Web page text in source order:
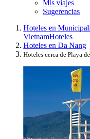
Mis viajes
Sugerencias
Hoteles en
VietnamHoteles
Hoteles en Da Nang
Hoteles cerca de Playa